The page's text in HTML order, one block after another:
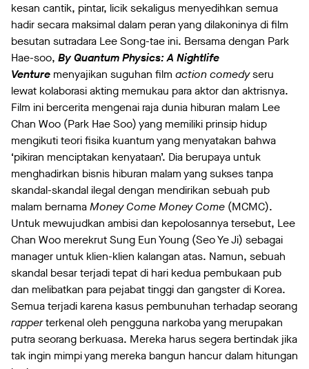
kesan cantik, pintar, licik sekaligus menyedihkan semua
hadir secara maksimal dalam peran yang dilakoninya di film
besutan sutradara Lee Song-tae ini. Bersama dengan Park
Hae-soo, By Quantum Physics: A Nightlife
Venture menyajikan suguhan film action comedyseru
lewat kolaborasi akting memukau para aktor dan aktrisnya.
Film ini bercerita mengenai raja dunia hiburan malam Lee
Chan Woo (Park Hae Soo) yang memiliki prinsip hidup
mengikuti teori fisika kuantum yang menyatakan bahwa
‘pikiran menciptakan kenyataan’. Dia berupaya untuk
menghadirkan bisnis hiburan malam yang sukses tanpa
skandal-skandal ilegal dengan mendirikan sebuah pub
malam bernamaMoney Come Money Come (MCMC).
Untuk mewujudkan ambisi dan kepolosannya tersebut, Lee
Chan Woo merekrut Sung Eun Young (Seo Ye Ji) sebagai
manager untuk klien-klien kalangan atas. Namun, sebuah
skandal besar terjadi tepat di hari kedua pembukaan pub
dan melibatkan para pejabat tinggi dan gangster di Korea.
Semua terjadi karena kasus pembunuhan terhadap seorang
rapperterkenal oleh pengguna narkoba yang merupakan
putra seorang berkuasa. Mereka harus segera bertindak jika
tak ingin mimpi yang mereka bangun hancur dalam hitungan